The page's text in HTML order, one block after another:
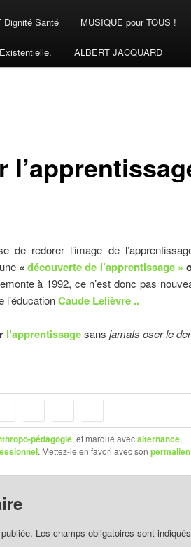
Dignité Santé MUSIQUE pour TOUS !
ALBERT JACQUARD
de redorer l’image de
«découverte de l’apprentissage »
à 1992, ce n’est donc pas
l’éducationCaude Lelièvre ..
l’apprentissagesans jamaIs oser le
pédagogie, et marqué avecalternance,
. Mettez-le en favori avec son permalien.
Les champs obligatoires sont